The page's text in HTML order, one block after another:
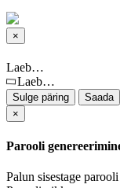
×
Sulge päring
Laeb…
Laeb…
Sulge päring
Saada
×
Parooli
Palun sisestage